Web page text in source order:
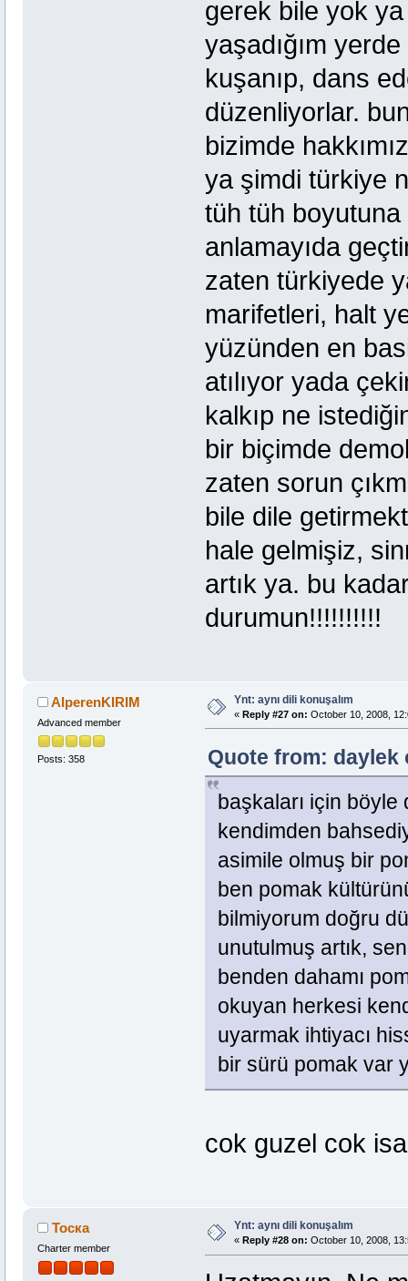
gerek bile yok ya
yaşadığım
kuşanıp, dans
düzenliyorlar.
bizimde
ya şimdi türkiye
tüh tüh boyutuna
anlamayıda
zaten türkiyede
marifetleri, halt
yüzünden en
atılıyor yada
kalkıp ne
bir biçimde
zaten sorun
bile dile
hale gelmişiz,
artık ya. bu
durumun!!!!!!!!!!
AlperenKIRIM
Advanced member
Posts: 358
Ynt: aynı dili konuşalım
« Reply #27 on: October 10, 2008,
Quote from: daylek
başkaları için
kendimden
asimile olmuş bir
ben pomak
bilmiyorum doğru
unutulmuş artık,
benden dahamı
okuyan herkesi
uyarmak ihtiyacı
bir sürü pomak var
cok guzel cok
Тоска
Charter member
Ynt: aynı dili konuşalım
« Reply #28 on: October 10, 2008,